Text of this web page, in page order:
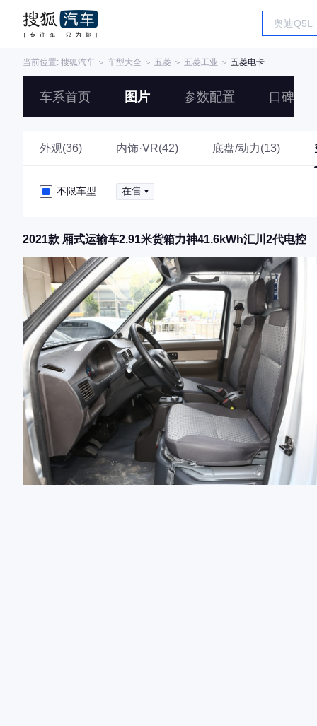
当前位置: 搜狐汽车 ＞ 车型大全 ＞ 五菱 ＞ 五菱工业 ＞ 五菱电卡
车系首页 图片 参数配置 口碑
外观(36) 内饰·VR(42) 底盘/动力(13)
不限车型 在售
2021款 厢式运输车2.91米货箱力神41.6kWh汇川2代电控